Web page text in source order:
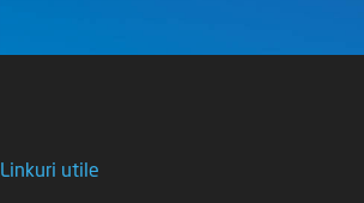
Linkuri utile